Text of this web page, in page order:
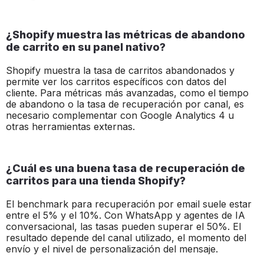
¿Shopify muestra las métricas de abandono
de carrito en su panel nativo?
Shopify muestra la tasa de carritos abandonados y
permite ver los carritos específicos con datos del
cliente. Para métricas más avanzadas, como el tiempo
de abandono o la tasa de recuperación por canal, es
necesario complementar con Google Analytics 4 u
otras herramientas externas.
¿Cuál es una buena tasa de recuperación de
carritos para una tienda Shopify?
El benchmark para recuperación por email suele estar
entre el 5% y el 10%. Con WhatsApp y agentes de IA
conversacional, las tasas pueden superar el 50%. El
resultado depende del canal utilizado, el momento del
envío y el nivel de personalización del mensaje.